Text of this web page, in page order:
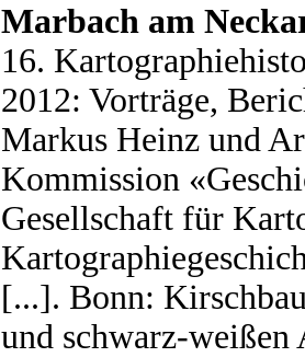
Marbach am
16.
2012: Vorträge,
Markus Heinz und
Kommission
Gesellschaft für
[...]. Bonn:
und schwarz-